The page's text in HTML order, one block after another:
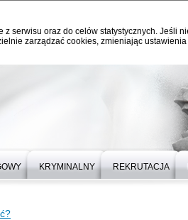
serwisu oraz do celów statystycznych. Jeśli
zarządzać cookies, zmieniając
KRYMINALNY REKRUTACJA